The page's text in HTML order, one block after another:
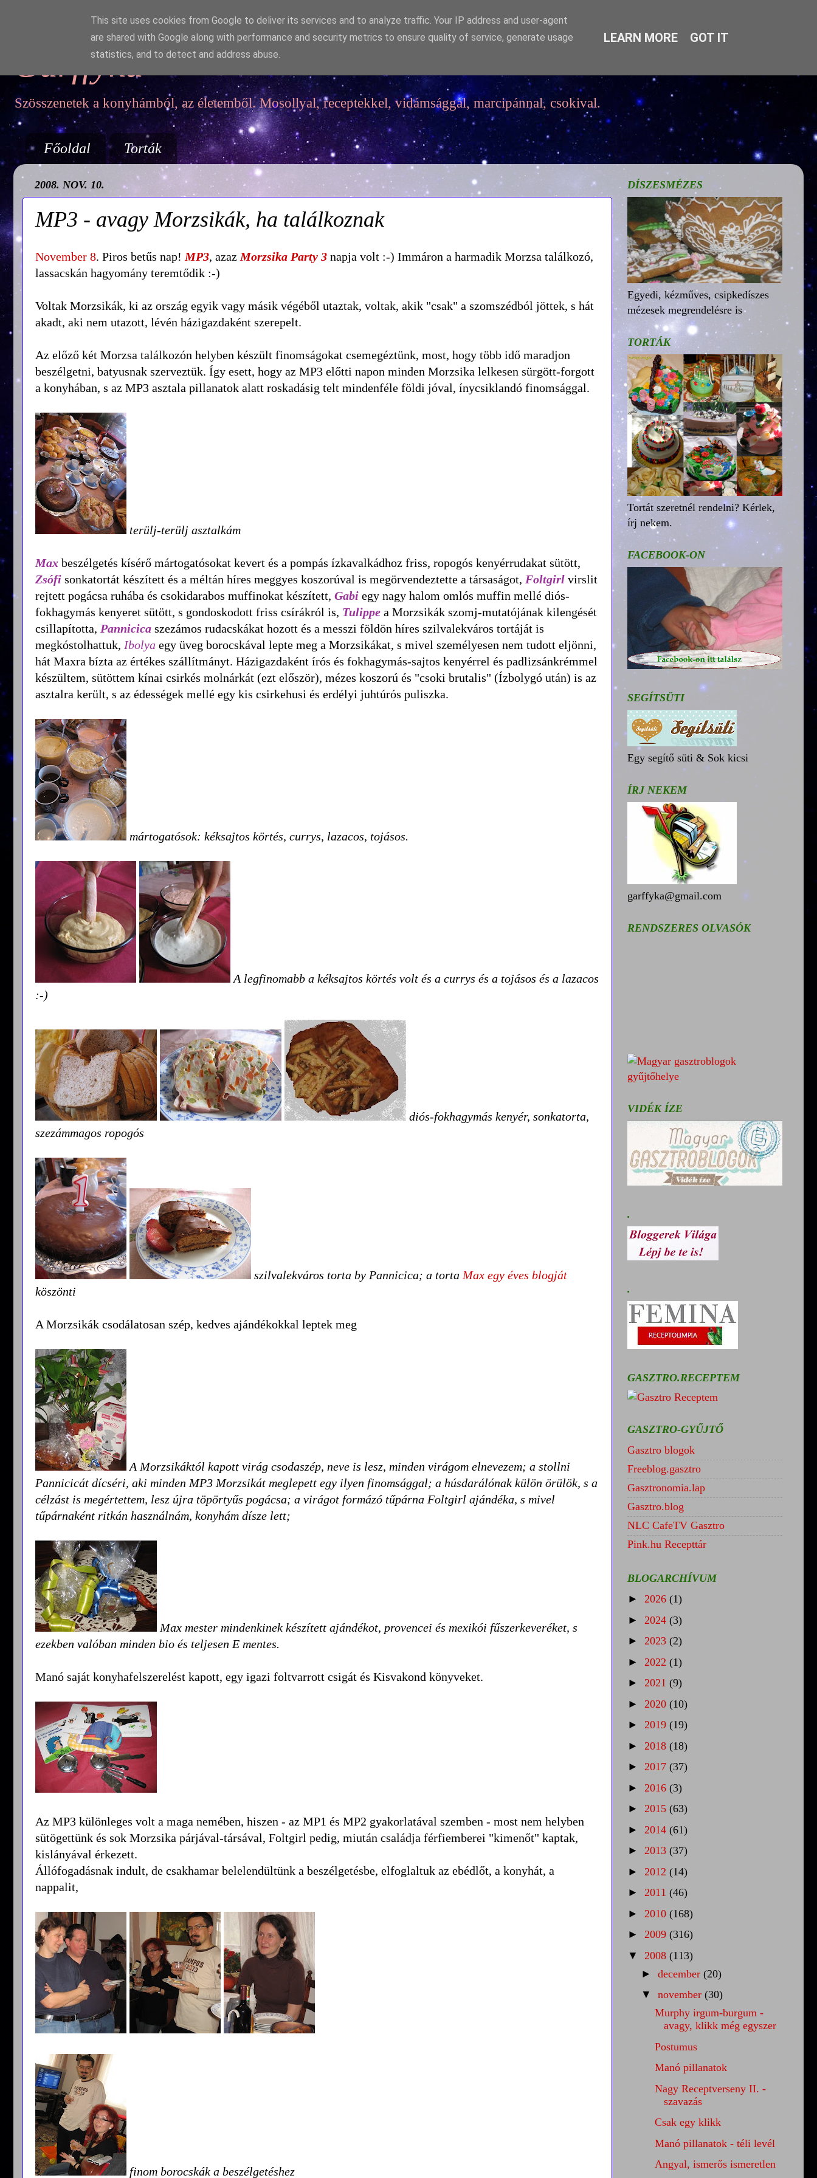
Garffyka
Szösszenetek a konyhámból, az életemből. Mosollyal, receptekkel, vidámsággal, marcipánnal, csokival.
Főoldal Torták
2008. NOV. 10.
MP3 - avagy Morzsikák, ha találkoznak
November 8. Piros betűs nap! MP3, azaz Morzsika Party 3 napja volt :-) Immáron a harmadik Morzsa találkozó,
lassacskán hagyomány teremtődik :-)
Voltak Morzsikák, ki az ország egyik vagy másik végéből utaztak, voltak, akik "csak" a szomszédból jöttek, s hát
akadt, aki nem utazott, lévén házigazdaként szerepelt.
Az előző két Morzsa találkozón helyben készült finomságokat csemegéztünk, most, hogy több idő maradjon
beszélgetni, batyusnak szerveztük. Így esett, hogy az MP3 előtti napon minden Morzsika lelkesen sürgött-forgott
a konyhában, s az MP3 asztala pillanatok alatt roskadásig telt mindenféle földi jóval, ínycsiklandó finomsággal.
terülj-terülj asztalkám
Max beszélgetés kísérő mártogatósokat kevert és a pompás ízkavalkádhoz friss, ropogós kenyérrudakat sütött,
Zsófi sonkatortát készített és a méltán híres meggyes koszorúval is megörvendeztette a társaságot, Foltgirl virslit
rejtett pogácsa ruhába és csokidarabos muffinokat készített, Gabi egy nagy halom omlós muffin mellé diós-
fokhagymás kenyeret sütött, s gondoskodott friss csírákról is, Tulippe a Morzsikák szomj-mutatójának kilengését
csillapította, Pannicica szezámos rudacskákat hozott és a messzi földön híres szilvalekváros tortáját is
megkóstolhattuk, Ibolya egy üveg borocskával lepte meg a Morzsikákat, s mivel személyesen nem tudott eljönni,
hát Maxra bízta az értékes szállítmányt. Házigazdaként írós és fokhagymás-sajtos kenyérrel és padlizsánkrémmel
készültem, sütöttem kínai csirkés molnárkát (ezt először), mézes koszorú és "csoki brutalis" (Ízbolygó után) is az
asztalra került, s az édességek mellé egy kis csirkehusi és erdélyi juhtúrós puliszka.
mártogatósok: kéksajtos körtés, currys, lazacos, tojásos.
A legfinomabb a kéksajtos körtés volt és a currys és a tojásos és a lazacos
:-)
diós-fokhagymás kenyér, sonkatorta,
szezámmagos ropogós
szilvalekváros torta by Pannicica; a torta Max egy éves blogját
köszönti
A Morzsikák csodálatosan szép, kedves ajándékokkal leptek meg
A Morzsikáktól kapott virág csodaszép, neve is lesz, minden virágom elnevezem; a stollni
Pannicicát dícséri, aki minden MP3 Morzsikát meglepett egy ilyen finomsággal; a húsdarálónak külön örülök, s a
célzást is megértettem, lesz újra töpörtyűs pogácsa; a virágot formázó tűpárna Foltgirl ajándéka, s mivel
tűpárnaként ritkán használnám, konyhám dísze lett;
Max mester mindenkinek készített ajándékot, provencei és mexikói fűszerkeveréket, s
ezekben valóban minden bio és teljesen E mentes.
Manó saját konyhafelszerelést kapott, egy igazi foltvarrott csigát és Kisvakond könyveket.
Az MP3 különleges volt a maga nemében, hiszen - az MP1 és MP2 gyakorlatával szemben - most nem helyben
sütögettünk és sok Morzsika párjával-társával, Foltgirl pedig, miután családja férfiemberei "kimenőt" kaptak,
kislányával érkezett.
Állófogadásnak indult, de csakhamar belelendültünk a beszélgetésbe, elfoglaltuk az ebédlőt, a konyhát, a
nappalit,
finom borocskák a beszélgetéshez
DÍSZESMÉZES
Egyedi, kézműves, csipkedíszes
mézesek megrendelésre is
TORTÁK
Tortát szeretnél rendelni? Kérlek,
írj nekem.
FACEBOOK-ON
SEGÍTSÜTI
Egy segítő süti & Sok kicsi
ÍRJ NEKEM
garffyka@gmail.com
RENDSZERES OLVASÓK
VIDÉK ÍZE
.
.
GASZTRO.RECEPTEM
GASZTRO-GYŰJTŐ
Gasztro blogok
Freeblog.gasztro
Gasztronomia.lap
Gasztro.blog
NLC CafeTV Gasztro
Pink.hu Recepttár
BLOGARCHÍVUM
► 2026 (1)
► 2024 (3)
► 2023 (2)
► 2022 (1)
► 2021 (9)
► 2020 (10)
► 2019 (19)
► 2018 (18)
► 2017 (37)
► 2016 (3)
► 2015 (63)
► 2014 (61)
► 2013 (37)
► 2012 (14)
► 2011 (46)
► 2010 (168)
► 2009 (316)
▼ 2008 (113)
► december (20)
▼ november (30)
Murphy irgum-burgum -
avagy, klikk még egyszer
Postumus
Manó pillanatok
Nagy Receptverseny II. -
szavazás
Csak egy klikk
Manó pillanatok - téli levél
Angyal, ismerős ismeretlen
This site uses cookies from Google to deliver its services and to analyze traffic. Your IP address and user-agent
are shared with Google along with performance and security metrics to ensure quality of service, generate usage
statistics, and to detect and address abuse.
LEARN MORE GOT IT